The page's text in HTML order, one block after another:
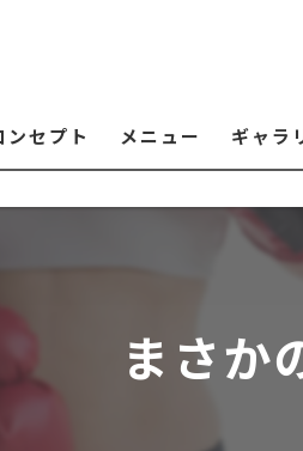
ンセプト メニュー ギャラ
まさか